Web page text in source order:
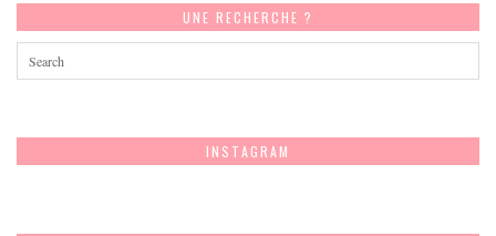
UNE RECHERCHE ?
INSTAGRAM